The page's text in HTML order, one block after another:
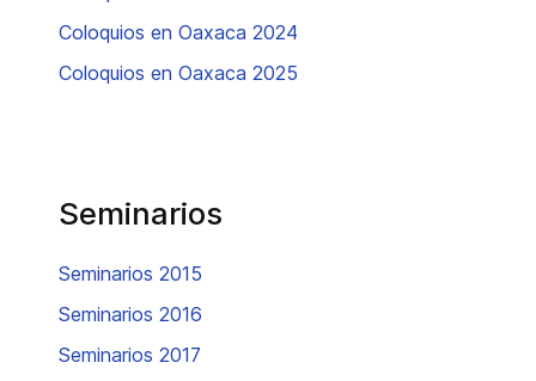
Coloquios en Oaxaca 2024
Coloquios en Oaxaca 2025
Seminarios
Seminarios 2015
Seminarios 2016
Seminarios 2017